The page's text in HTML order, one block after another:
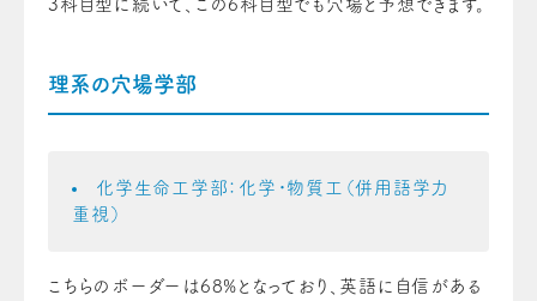
3科目型に続いて、この6科目型でも穴場と予想できます。
理系の穴場学部
化学生命工学部：化学・物質工（併用語学力
重視）
こちらのボーダーは68%となっており、英語に自信がある